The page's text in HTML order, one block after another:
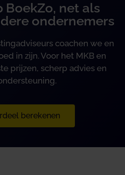
BoekZo, net als
ondernemers
coachen we en
in zijn. Voor het MKB en
prijzen, scherp advies en
berekenen